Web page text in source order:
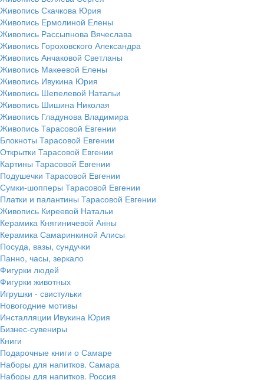
Живопись Скачкова Юрия
Живопись Ермолиной Елены
Живопись Рассыпнова Вячеслава
Живопись Гороховского Александра
Живопись Анчаковой Светланы
Живопись Макеевой Елены
Живопись Ивукина Юрия
Живопись Шепелевой Натальи
Живопись Шишина Николая
Живопись Гладунова Владимира
Живопись Тарасовой Евгении
Блокноты Тарасовой Евгении
Открытки Тарасовой Евгении
Картины Тарасовой Евгении
Подушечки Тарасовой Евгении
Сумки-шопперы Тарасовой Евгении
Платки и палантины Тарасовой Евгении
Живопись Киреевой Натальи
Керамика Княгиничевой Анны
Керамика Самаринкиной Алисы
Посуда, вазы, сундучки
Панно, часы, зеркало
Фигурки людей
Фигурки животных
Игрушки - свистульки
Новогодние мотивы
Инсталляции Ивукина Юрия
Бизнес-сувениры
Книги
Подарочные книги о Самаре
Наборы для напитков. Самара
Наборы для напитков. Россия